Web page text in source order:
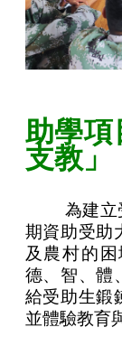
助學項
支教」
為建立受
期資助受助
及農村的
德、智、體
給受助生鍛
並體驗教育